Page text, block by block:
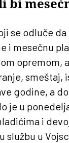
bi
se odluče
i mesečnu
opremom,
smeštaj,
godine, a
je u
i
službu u